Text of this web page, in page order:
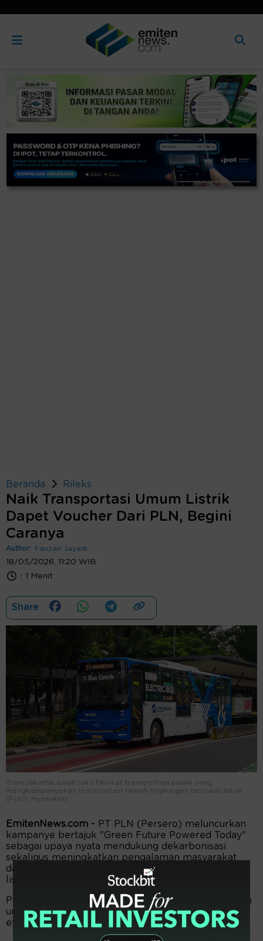
Beranda Rileks
Naik Transportasi Umum Listrik
Dapet Voucher Dari PLN, Begini
Caranya
Author: Fauzan Jayadi
18/05/2026, 11:20 WIB
: 1 Menit
Share
TransJakarta, salah satu fasilitas transportasi publik yang
mengkampanyekan transportasi ramah lingkungan berbasis listrik.
(Foto: Hypeabis)
EmitenNews.com - PT PLN (Persero) meluncurkan
kampanye bertajuk "Green Future Powered Today"
sebagai upaya nyata mendukung dekarbonisasi
sekaligus meningkatkan pengalaman masyarakat
dalam menggunakan transportasi umum berbasis
listrik di Jakarta.
Program ini hadir sejalan dengan arahan pemerintah
untuk memperluas penggunaan energi bersih dan
efisien dalam aktivitas mobilitas sehari-hari.